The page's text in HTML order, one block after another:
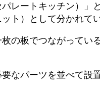
パレートキッチン）
ト）として分かれて
の板でつながってい
なパーツを並べて設